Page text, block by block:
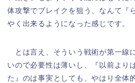
体攻撃でブレイクを狙う、なんて『
やく出来るようになった感じです。
とは言え、そういう戦術が第一線
いので必要性は薄いし、『以前より
た』のは事実としても、やはり全体